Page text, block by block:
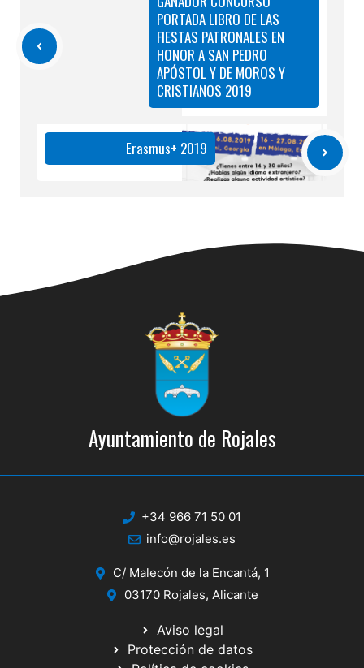
PORTADA LIBRO DE LAS
FIESTAS PATRONALES EN
HONOR A SAN PEDRO
APÓSTOL Y DE MOROS Y
CRISTIANOS 2019
Erasmus+ 2019
Ayuntamiento de Rojales
+34 966 71 50 01
info@rojales.es
C/ Malecón de la Encantá, 1
03170 Rojales, Alicante
Aviso legal
Protección de datos